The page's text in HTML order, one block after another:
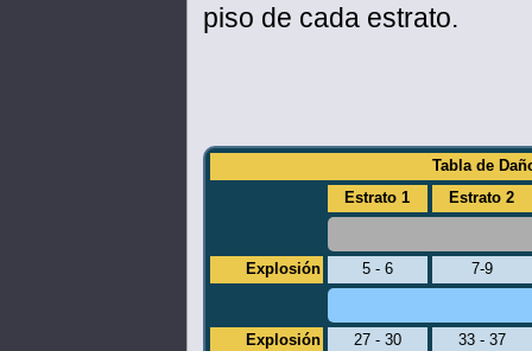
piso de cada estrato.
Tabla de
Estrato 1
Estrato 2
Explosión 5 - 6 7-9
Explosión 27 - 30 33 - 37